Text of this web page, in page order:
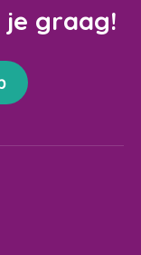
je graag!